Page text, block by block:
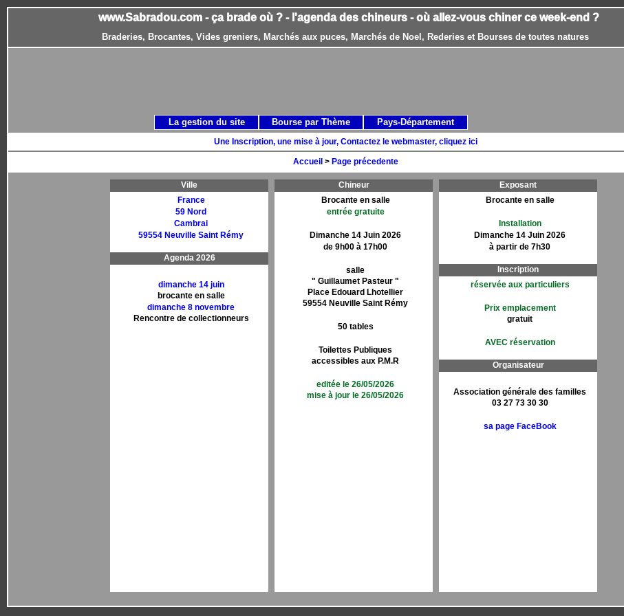
www.Sabradou.com - ça brade où ? - l'agenda des chineurs - où allez-vous chiner ce week-end ?
Braderies, Brocantes, Vides greniers, Marchés aux puces, Marchés de Noel, Rederies et Bourses de toutes natures
Une Inscription, une mise à jour, Contactez le webmaster, cliquez ici
Accueil > Page précedente
Ville
France
59 Nord
Cambrai
59554 Neuville Saint Rémy
Agenda 2026
dimanche 14 juin
brocante en salle
dimanche 8 novembre
Rencontre de collectionneurs
Chineur
Brocante en salle
entrée gratuite
Dimanche 14 Juin 2026
de 9h00 à 17h00
salle
" Guillaumet Pasteur "
Place Edouard Lhotellier
59554 Neuville Saint Rémy
50 tables
Toilettes Publiques
accessibles aux P.M.R
editée le 26/05/2026
mise à jour le 26/05/2026
Exposant
Brocante en salle
Installation
Dimanche 14 Juin 2026
à partir de 7h30
Inscription
réservée aux particuliers
Prix emplacement
gratuit
AVEC réservation
Organisateur
Association générale des familles
03 27 73 30 30
sa page FaceBook
La gestion du site Bourse par Thème Pays-Département